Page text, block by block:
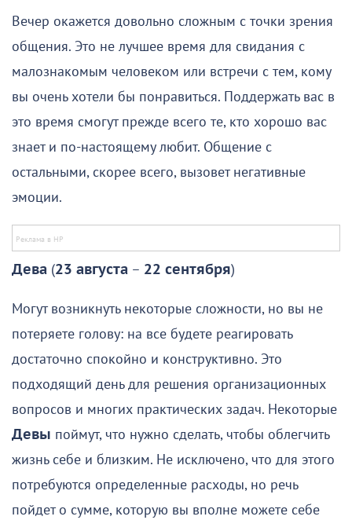
Вечер окажется довольно сложным с точки зрения
общения. Это не лучшее время для свидания с
малознакомым человеком или встречи с тем, кому
вы очень хотели бы понравиться. Поддержать вас в
это время смогут прежде всего те, кто хорошо вас
знает и по-настоящему любит. Общение с
остальными, скорее всего, вызовет негативные
эмоции.
Дева (23 августа – 22 сентября)
Могут возникнуть некоторые сложности, но вы не
потеряете голову: на все будете реагировать
достаточно спокойно и конструктивно. Это
подходящий день для решения организационных
вопросов и многих практических задач. Некоторые
Девы поймут, что нужно сделать, чтобы облегчить
жизнь себе и близким. Не исключено, что для этого
потребуются определенные расходы, но речь
пойдет о сумме, которую вы вполне можете себе